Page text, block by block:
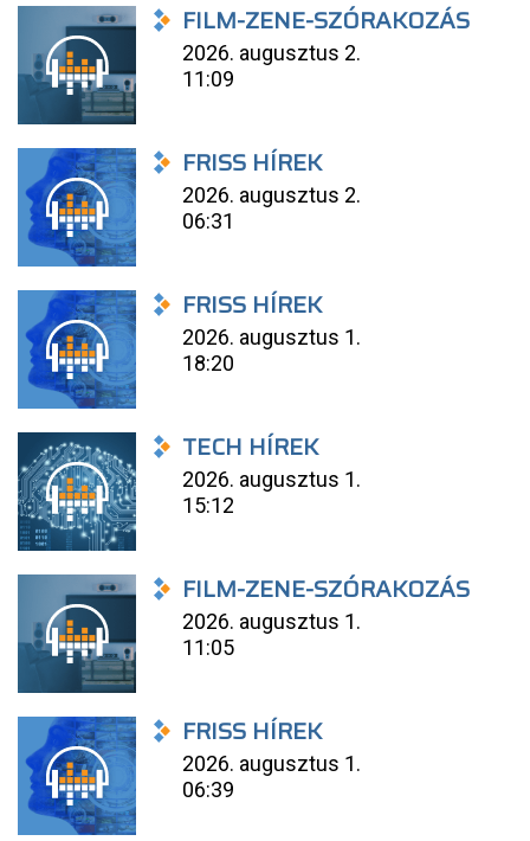
FILM-ZENE-SZÓRAKOZÁS
2026. augusztus 2.
11:09
FRISS HÍREK
2026. augusztus 2.
06:31
FRISS HÍREK
2026. augusztus 1.
18:20
TECH HÍREK
2026. augusztus 1.
15:12
FILM-ZENE-SZÓRAKOZÁS
2026. augusztus 1.
11:05
FRISS HÍREK
2026. augusztus 1.
06:39